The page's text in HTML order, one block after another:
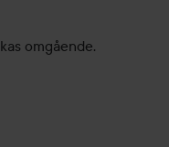
omgående.